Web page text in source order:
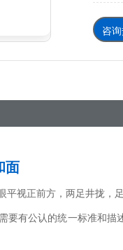
咨询
面
视正前方，两足井拢，
要有公认的统一标准和